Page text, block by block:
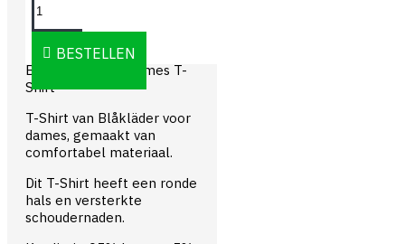
BESTELLEN
OMSCHRIJVING
Blåkläder 3304 Dames T-
Shirt
T-Shirt van Blåkläder voor
dames, gemaakt van
comfortabel materiaal.
Dit T-Shirt heeft een ronde
hals en versterkte
schoudernaden.